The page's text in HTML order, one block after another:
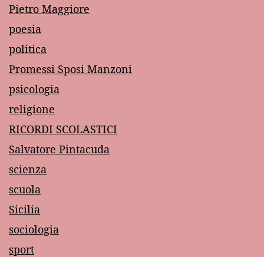
Pietro Maggiore
poesia
politica
Promessi Sposi Manzoni
psicologia
religione
RICORDI SCOLASTICI
Salvatore Pintacuda
scienza
scuola
Sicilia
sociologia
sport